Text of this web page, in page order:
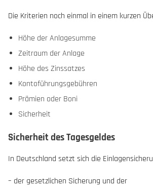
Die Kriterien noch einmal in einem kurzen
Höhe der Anlagesumme
Zeitraum der Anlage
Höhe des Zinssatzes
Kontoführungsgebühren
Prämien oder Boni
Sicherheit
Sicherheit des Tagesgeldes
In Deutschland setzt sich die
– der gesetzlichen Sicherung und der